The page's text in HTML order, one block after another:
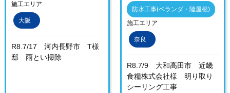
施工エリア
大阪
R8.7/17 河内長野市 T様
邸 雨とい掃除
防水工事(ベランダ・陸屋根)
施工エリア
奈良
R8.7/9 大和高田市 近畿
食糧株式会社様 明り取り
シーリング工事